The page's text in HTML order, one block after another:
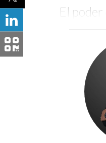
El poder
marca
Las redes